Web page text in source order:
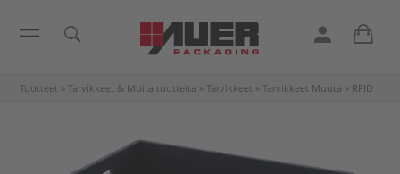
Tuotteet » Tarvikkeet & Muita tuotteita » Tarvikkeet » Tarvikkeet Muuta » RFID